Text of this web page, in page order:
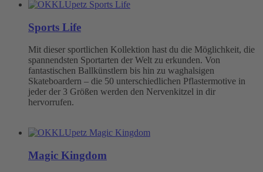
Sports Life
Mit dieser sportlichen Kollektion hast du die Möglichkeit, die
spannendsten Sportarten der Welt zu erkunden. Von
fantastischen Ballkünstlern bis hin zu waghalsigen
Skateboardern – die 50 unterschiedlichen Pflastermotive in
jeder der 3 Größen werden den Nervenkitzel in dir
hervorrufen.
Magic Kingdom